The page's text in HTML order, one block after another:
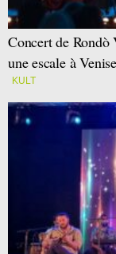
Concert de Rondò
une escale à
KULT